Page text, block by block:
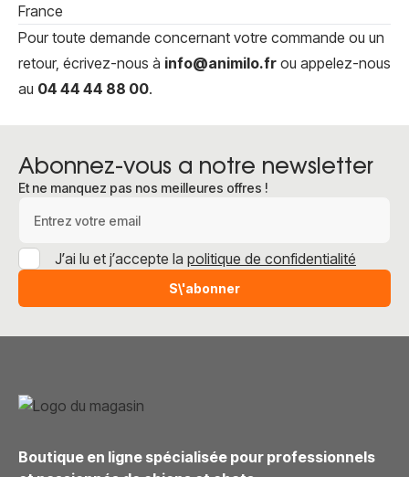
France
Pour toute demande concernant votre commande ou un
retour, écrivez-nous à info@animilo.fr ou appelez-nous
au 04 44 44 88 00.
Abonnez-vous a notre newsletter
Et ne manquez pas nos meilleures offres !
S\'abonner
J’ai lu et j’accepte la politique de confidentialité
Boutique en ligne spécialisée pour professionnels